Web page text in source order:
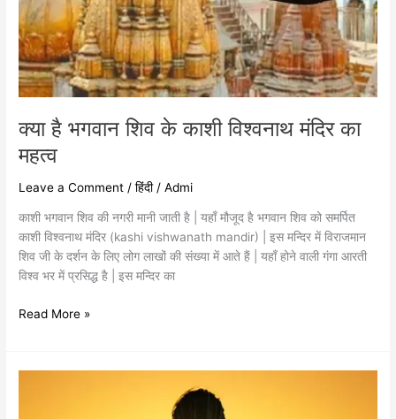
क्या है भगवान शिव के काशी विश्वनाथ मंदिर का
महत्व
Leave a Comment /हिंदी/Admi
काशी भगवान शिव की नगरी मानी जाती है | यहाँ मौजूद है भगवान शिव को समर्पित
काशी विश्वनाथ मंदिर (kashi vishwanath mandir) | इस मन्दिर में विराजमान
शिव जी के दर्शन के लिए लोग लाखों की संख्या में आते हैं | यहाँ होने वाली गंगा आरती
विश्व भर में प्रसिद्ध है | इस मन्दिर का
Read More »